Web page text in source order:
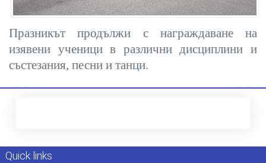
Празникът продължи с награждаване на
изявени ученици в различни дисциплини и
състезания, песни и танци.
Quick links